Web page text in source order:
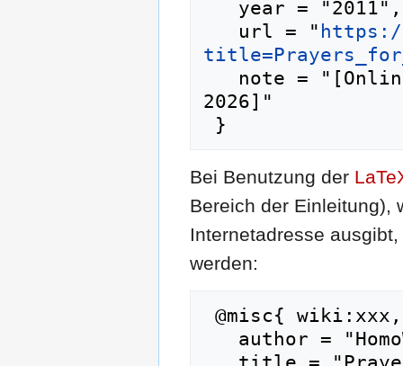
   url = "
https://
2026]"
Bei Benutzung der
Bereich der Einleitung),
Internetadresse
werden: